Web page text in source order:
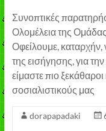
Συνοπτικές
Ολομέλεια της
Οφείλουμε, καταρχήν,
της εισήγησης, για
είμαστε πιο
σοσιαλιστικούς μας
dorapapadaki